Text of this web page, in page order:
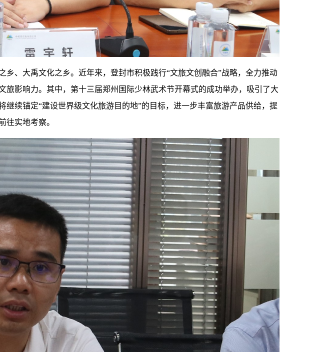
、大禹文化之乡。近年来，登封市积极践行“文旅文创融合”战略，全力推动
影响力。其中，第十三届郑州国际少林武术节开幕式的成功举办，吸引了大
续锚定“建设世界级文化旅游目的地”的目标，进一步丰富旅游产品供给，提
往实地考察。